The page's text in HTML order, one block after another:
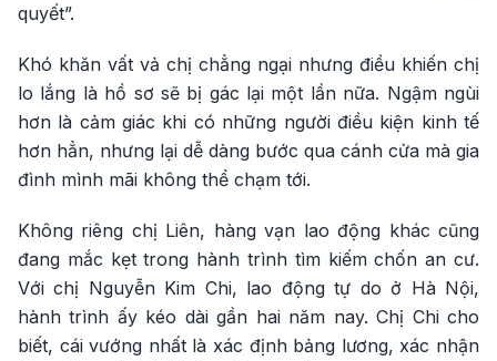
quyết”.
Khó khăn vất vả chị chẳng ngại nhưng điều khiến chị
lo lắng là hồ sơ sẽ bị gác lại một lần nữa. Ngậm ngùi
hơn là cảm giác khi có những người điều kiện kinh tế
hơn hẳn, nhưng lại dễ dàng bước qua cánh cửa mà gia
đình mình mãi không thể chạm tới.
Không riêng chị Liên, hàng vạn lao động khác cũng
đang mắc kẹt trong hành trình tìm kiếm chốn an cư.
Với chị Nguyễn Kim Chi, lao động tự do ở Hà Nội,
hành trình ấy kéo dài gần hai năm nay. Chị Chi cho
biết, cái vướng nhất là xác định bảng lương, xác nhận